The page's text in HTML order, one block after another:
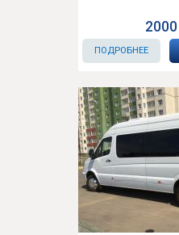
2000
ПОДРОБНЕЕ